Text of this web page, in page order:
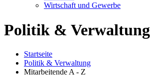
Wirtschaft und Gewerbe
Politik & Verwaltung
Startseite
Politik & Verwaltung
Mitarbeitende A - Z